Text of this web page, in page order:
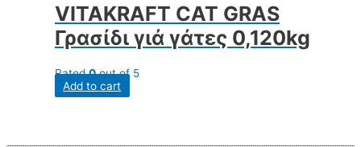
VITAKRAFT CAT GRAS
Γρασίδι γιά γάτες 0,120kg
Rated0out of 5
Add to cart